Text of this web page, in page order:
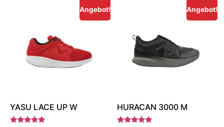
Angebot!
YASU LACE UP W
Angebot!
HURACAN 3000 M